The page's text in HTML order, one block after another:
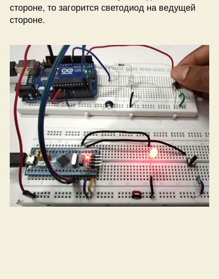
стороне, то загорится светодиод на ведущей
стороне.